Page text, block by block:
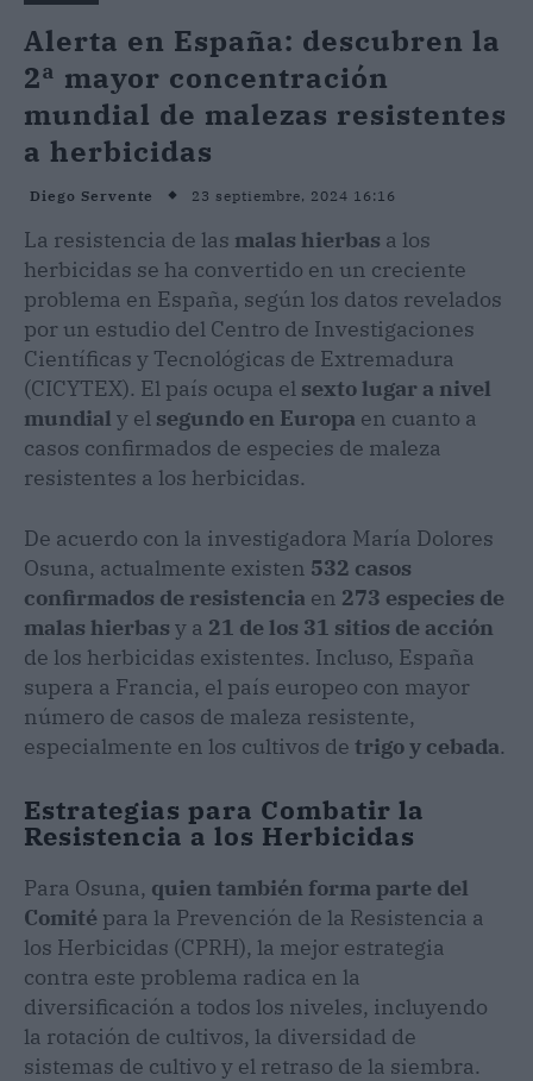
Alerta en España: descubren la
2ª mayor concentración
mundial de malezas resistentes
a herbicidas
Diego Servente 23 septiembre, 2024 16:16
La resistencia de las malas hierbas a los
herbicidas se ha convertido en un creciente
problema en España, según los datos revelados
por un estudio del Centro de Investigaciones
Científicas y Tecnológicas de Extremadura
(CICYTEX). El país ocupa el sexto lugar a nivel
mundial y el segundo en Europa en cuanto a
casos confirmados de especies de maleza
resistentes a los herbicidas.
De acuerdo con la investigadora María Dolores
Osuna, actualmente existen 532 casos
confirmados de resistencia en 273 especies de
malas hierbas y a 21 de los 31 sitios de acción
de los herbicidas existentes. Incluso, España
supera a Francia, el país europeo con mayor
número de casos de maleza resistente,
especialmente en los cultivos de trigo y cebada.
Estrategias para Combatir la
Resistencia a los Herbicidas
Para Osuna, quien también forma parte del
Comité para la Prevención de la Resistencia a
los Herbicidas (CPRH), la mejor estrategia
contra este problema radica en la
diversificación a todos los niveles, incluyendo
la rotación de cultivos, la diversidad de
sistemas de cultivo y el retraso de la siembra.